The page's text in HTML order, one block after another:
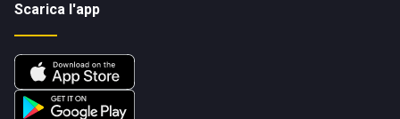
Scarica l'app